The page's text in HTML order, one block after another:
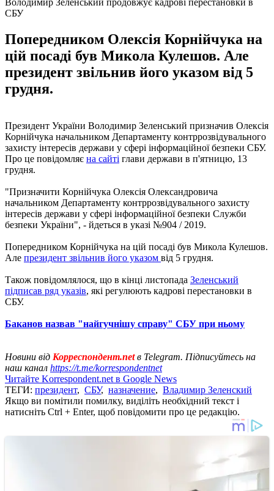
СБУ
Попередником Олексія Корнійчука на
цій посаді був Микола Кулешов. Але
президент звільнив його указом від 5
грудня.
Президент України Володимир Зеленський призначив Олексія
Корнійчука начальником Департаменту контррозвідувального
захисту інтересів держави у сфері інформаційної безпеки СБУ.
Про це повідомляє на сайті глави держави в п'ятницю, 13
грудня.
"Призначити Корнійчука Олексія Олександровича
начальником Департаменту контррозвідувального захисту
інтересів держави у сфері інформаційної безпеки Служби
безпеки України", - йдеться в указі №904 / 2019.
Попередником Корнійчука на цій посаді був Микола Кулешов.
Але президент звільнив його указом від 5 грудня.
Також повідомлялося, що в кінці листопада Зеленський
підписав ряд указів, які регулюють кадрові перестановки в
СБУ.
Баканов назвав "найгучнішу справу" СБУ при ньому
Новини від Корреспондент.netв Telegram. Підписуйтесь на
наш канал https://t.me/korrespondentnet
Читайте Korrespondent.net в Google News
ТЕГИ: президент, СБУ, назначение, Владимир Зеленский
Якщо ви помітили помилку, виділіть необхідний текст і
натисніть Ctrl + Enter, щоб повідомити про це редакцію.